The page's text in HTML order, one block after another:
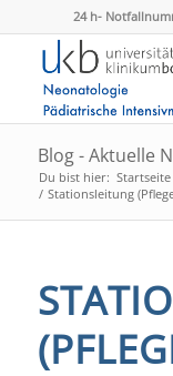
24 h-
Blog - Aktuelle
Du bist hier: Startseite
/ Stationsleitung